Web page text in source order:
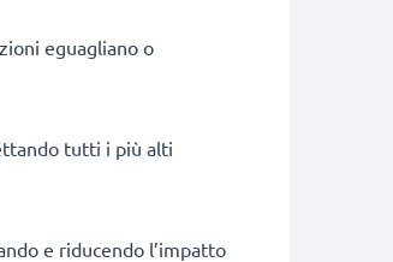
eguagliano o
tutti i più alti
e riducendo l’impatto